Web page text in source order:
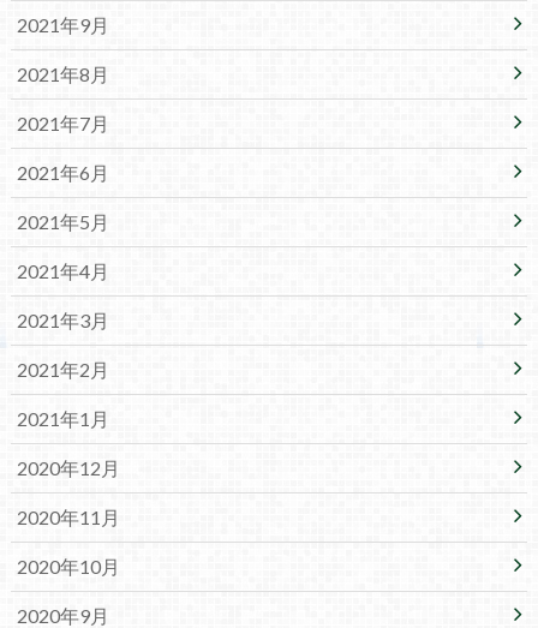
2021年9月
2021年8月
2021年7月
2021年6月
2021年5月
2021年4月
2021年3月
2021年2月
2021年1月
2020年12月
2020年11月
2020年10月
2020年9月